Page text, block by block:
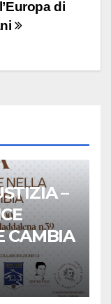
di
–
CAMBIA